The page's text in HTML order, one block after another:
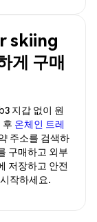
skiing
게 구매
지갑 없이 원
후 온체인 트레
주소를 검색하
구매하고 외부
저장하고 안전
작하세요.